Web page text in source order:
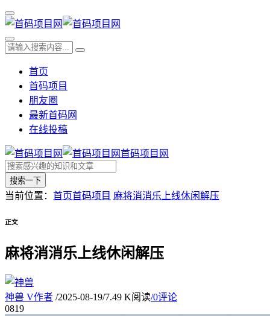
首页
首码项目
朋友圈
最新首码网
在线投稿
首码项目网
搜索一下
当前位置： 首页首码项目 麻将消消乐上线休闲解压
正文
麻将消消乐上线休闲解压
神兽 V作者 /2025-08-19/7.49 K阅读/0评论
0819